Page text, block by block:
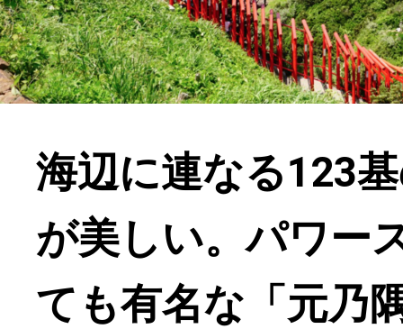
海辺に連なる123
が美しい。パワー
ても有名な「元乃